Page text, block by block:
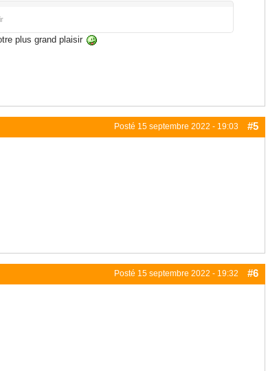
plus grand plaisir
Posté 15 septembre 2022 - 19:03 #5
Posté 15 septembre 2022 - 19:32 #6